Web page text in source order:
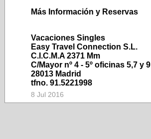
Más Información y Reservas
Vacaciones Singles
Easy Travel Connection S.L.
C.I.C.M.A 2371 Mm
C/Mayor nº 4 - 5º oficinas 5,7 y 9
28013 Madrid
tfno. 91.5221998
8 Jul 2016